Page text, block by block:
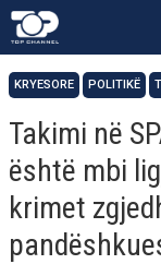
KRYESORE POLITIKË
Takimi në
është mbi
krimet